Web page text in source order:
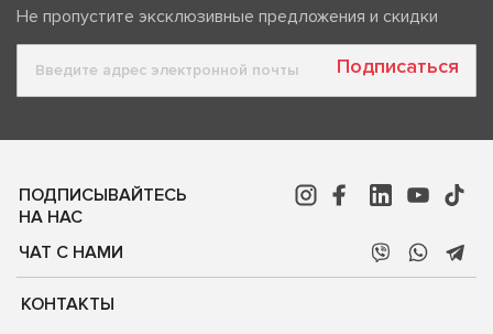
Не пропустите эксклюзивные предложения и скидки
Подписаться
ПОДПИСЫВАЙТЕСЬ
НА НАС
ЧАТ С НАМИ
КОНТАКТЫ